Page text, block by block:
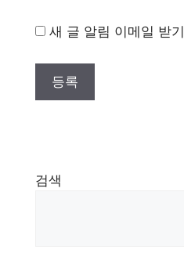
새 글 알림 이메일 받기
검색